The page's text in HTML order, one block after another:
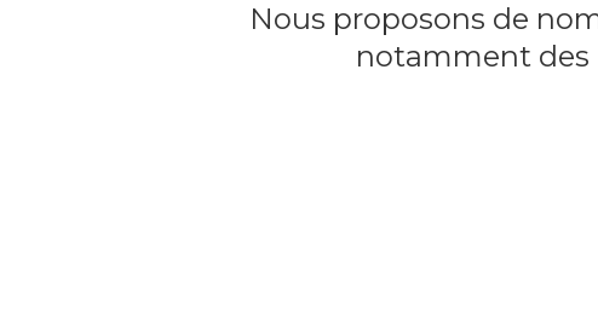
Nous proposons de
notamment des